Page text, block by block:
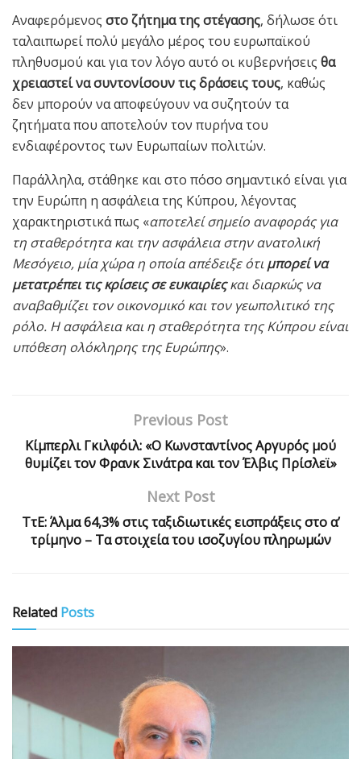
Αναφερόμενος στο ζήτημα της στέγασης, δήλωσε ότι
ταλαιπωρεί πολύ μεγάλο μέρος του ευρωπαϊκού
πληθυσμού και για τον λόγο αυτό οι κυβερνήσεις θα
χρειαστεί να συντονίσουν τις δράσεις τους, καθώς
δεν μπορούν να αποφεύγουν να συζητούν τα
ζητήματα που αποτελούν τον πυρήνα του
ενδιαφέροντος των Ευρωπαίων πολιτών.
Παράλληλα, στάθηκε και στο πόσο σημαντικό είναι για
την Ευρώπη η ασφάλεια της Κύπρου, λέγοντας
χαρακτηριστικά πως «αποτελεί σημείο αναφοράς για
τη σταθερότητα και την ασφάλεια στην ανατολική
Μεσόγειο, μία χώρα η οποία απέδειξε ότιμπορεί να
μετατρέπει τις κρίσεις σε ευκαιρίεςκαι διαρκώς να
αναβαθμίζει τον οικονομικό και τον γεωπολιτικό της
ρόλο. Η ασφάλεια και η σταθερότητα της Κύπρου είναι
υπόθεση ολόκληρης της Ευρώπης».
Previous Post
Κίμπερλι Γκιλφόιλ: «Ο Κωνσταντίνος Αργυρός μού
θυμίζει τον Φρανκ Σινάτρα και τον Έλβις Πρίσλεϊ»
Next Post
ΤτΕ: Άλμα 64,3% στις ταξιδιωτικές εισπράξεις στο α’
τρίμηνο – Τα στοιχεία του ισοζυγίου πληρωμών
Related Posts